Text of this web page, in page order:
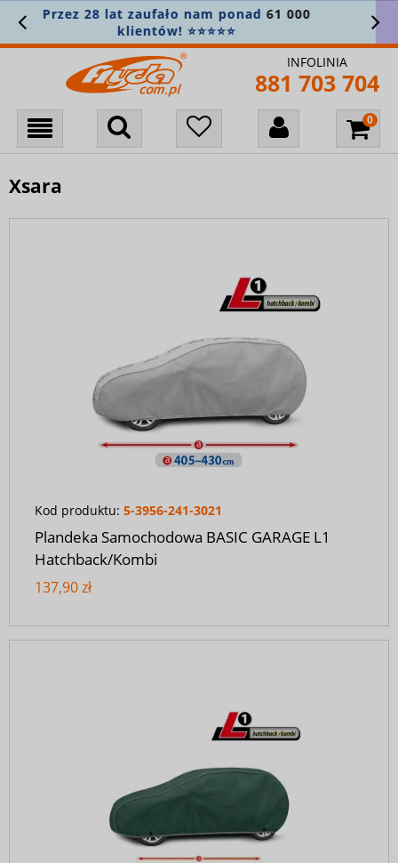
Załóż konto i zapisz się do newslettera, aby
nie przegapić nowości! 🎁
INFOLINIA
881 703 704
Xsara
Kod produktu: 5-3956-241-3021
Plandeka Samochodowa BASIC GARAGE L1
Hatchback/Kombi
137,90 zł